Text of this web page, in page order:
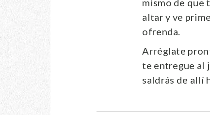
mismo de que
altar y ve
ofrenda.
Arréglate
te entregue al
saldrás de allí